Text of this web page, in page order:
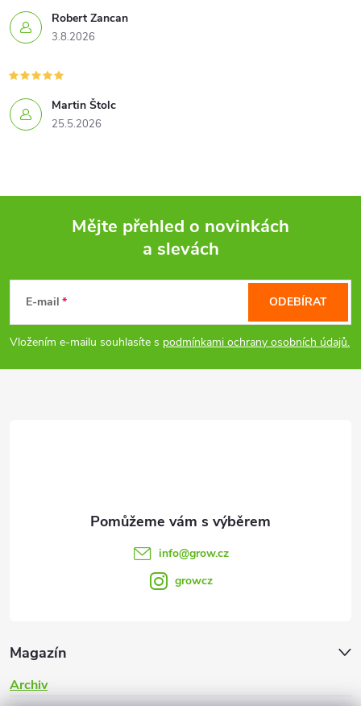
Robert Zancan
3.8.2026
Martin Štolc
25.5.2026
p
a
Mějte přehled o novinkách
a slevách
E-mail
Vložením e-mailu souhlasíte s podmínkami ochrany osobních údajů.
ODEBÍRAT
Magazín
Archiv
info@grow.cz
growcz